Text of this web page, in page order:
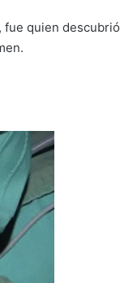
fue quien descubrió